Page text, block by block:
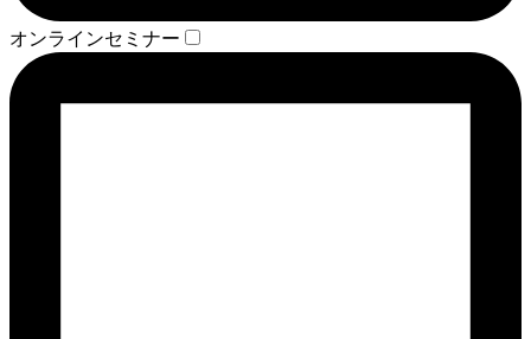
オンラインセミナー